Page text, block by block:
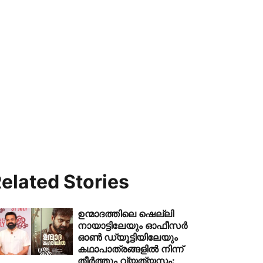
Stories
ഉന്മാദത്തിലെ ഷെല്ലി
നായാട്ടിലേയും ഓഫീസർ
ഓൺ ഡ്യൂട്ടിയിലേയും
കഥാപാത്രങ്ങളിൽ നിന്ന്
തീർത്തും വ്യത്യസ്തം: